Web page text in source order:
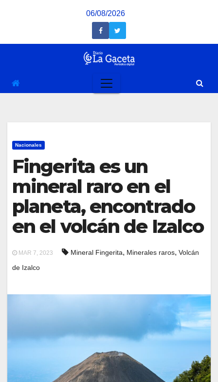
06/08/2026
Nacionales
Fingerita es un
mineral raro en el
planeta, encontrado
en el volcán de Izalco
MAR 7, 2023 Mineral Fingerita, Minerales raros, Volcán
de Izalco